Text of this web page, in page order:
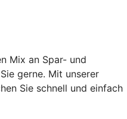
Mix an Spar- und
gerne. Mit unserer
Sie schnell und einfach